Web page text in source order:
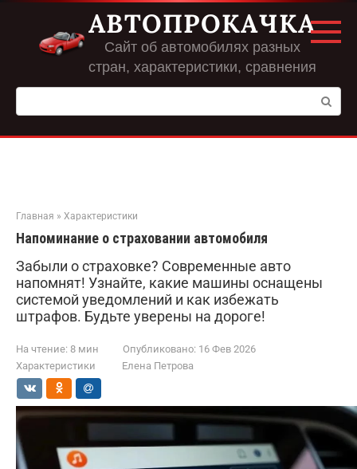
Перейти
контенту
АВТОПРОКАЧКА
Сайт об автомобилях разных
стран, характеристики, сравнения
Поиск:
Главная » Характеристики
Напоминание о страховании автомобиля
Забыли о страховке? Современные авто
напомнят! Узнайте, какие машины оснащены
системой уведомлений и как избежать
штрафов. Будьте уверены на дороге!
На чтение: 8 мин Опубликовано: 16 Фев 2026
Характеристики
Елена Петрова